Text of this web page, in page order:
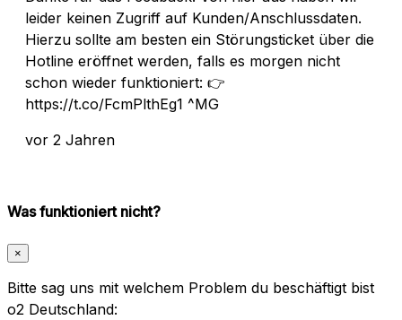
leider keinen Zugriff auf Kunden/Anschlussdaten.
Hierzu sollte am besten ein Störungsticket über die
Hotline eröffnet werden, falls es morgen nicht
schon wieder funktioniert: 👉
https://t.co/FcmPlthEg1 ^MG
vor 2 Jahren
Was funktioniert nicht?
×
Bitte sag uns mit welchem Problem du beschäftigt bist
o2 Deutschland: